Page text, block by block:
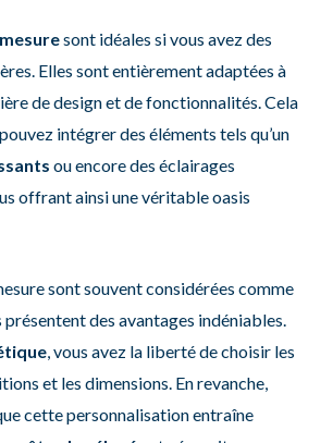
sont idéales si vous avez des
Elles sont entièrement adaptées à
de design et de fonctionnalités. Cela
intégrer des éléments tels qu’un
ou encore des éclairages
offrant ainsi une véritable oasis
sont souvent considérées comme
présentent des avantages indéniables.
, vous avez la liberté de choisir les
et les dimensions. En revanche,
cette personnalisation entraîne